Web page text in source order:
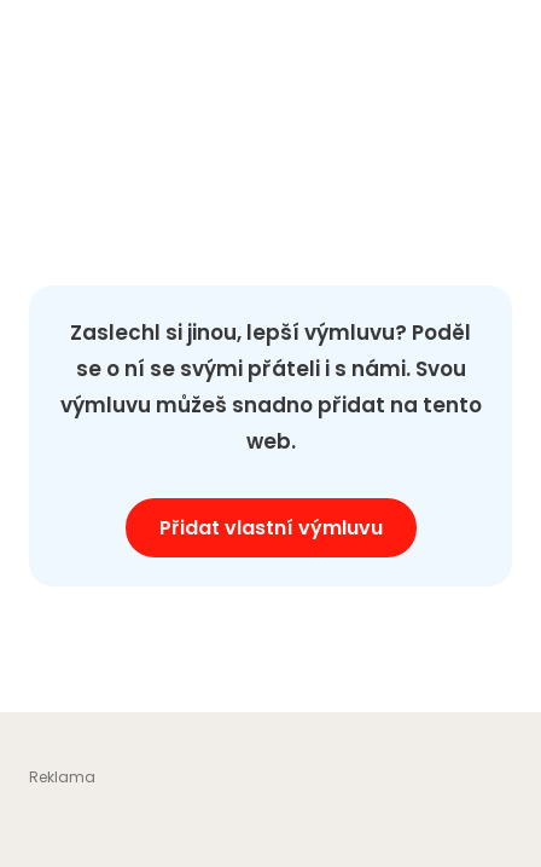
Zaslechl si jinou, lepší výmluvu? Poděl
se o ní se svými přáteli i s námi. Svou
výmluvu můžeš snadno přidat na tento
web.
Přidat vlastní výmluvu